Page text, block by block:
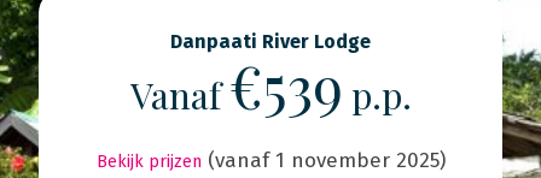
Danpaati River Lodge
Vanaf€539 p.p.
Bekijk prijzen (vanaf 1 november 2025)